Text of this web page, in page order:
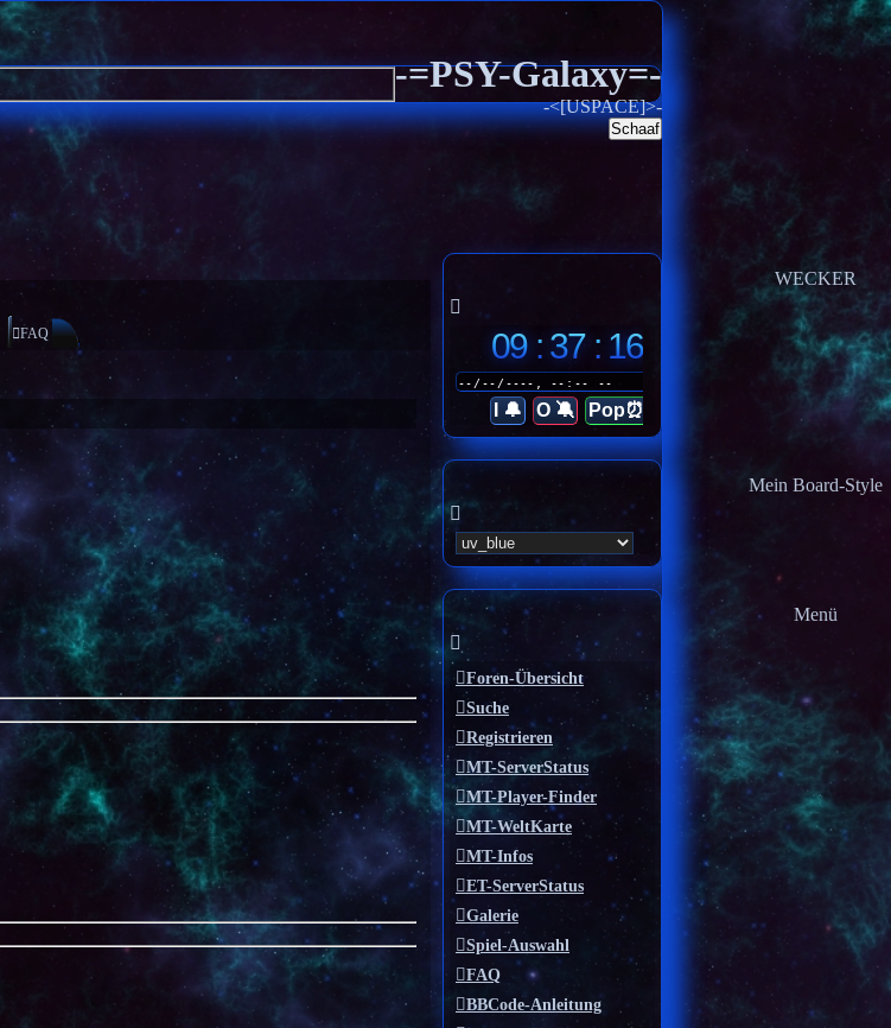
-=PSY-Galaxy=-
-<[USPACE]>-
Schaaf
FAQ
WECKER
09 : 37 : 21
I 🔔 O 🔕 Pop⏰
Mein Board-Style
Menü
Foren-Übersicht
Suche
Registrieren
MT-ServerStatus
MT-Player-Finder
MT-WeltKarte
MT-Infos
ET-ServerStatus
Galerie
Spiel-Auswahl
FAQ
BBCode-Anleitung